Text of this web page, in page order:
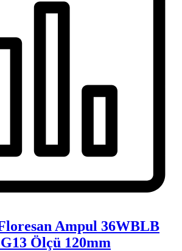
Ampul 36WBLB
Ölçü 120mm